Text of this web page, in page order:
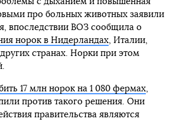
про больных животных заявили
впоследствии ВОЗ сообщила о
норок в Нидерландах, Италии,
странах. Норки при этом
17 млн норок на 1 080 фермах,
против такого решения. Они
правительства являются